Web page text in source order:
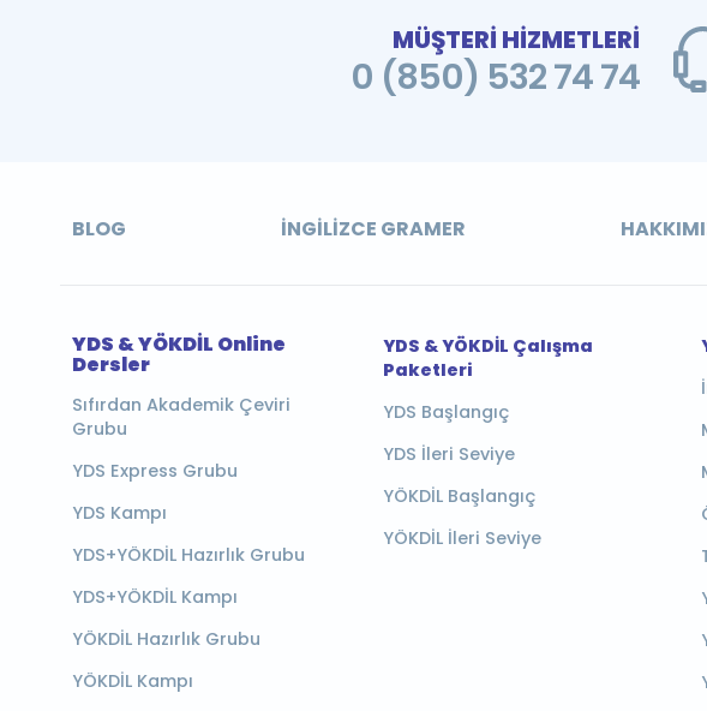
MÜŞTERİ HİZMETLERİ
0 (850) 532 74 74
BLOG İNGILIZCE GRAMER
YDS & YÖKDİL Online
Dersler
Sıfırdan Akademik Çeviri
Grubu
YDS Express Grubu
YDS Kampı
YDS+YÖKDİL Hazırlık Grubu
YDS+YÖKDİL Kampı
YÖKDİL Hazırlık Grubu
YÖKDİL Kampı
YDS & YÖKDİL Çalışma
Paketleri
YDS Başlangıç
YDS İleri Seviye
YÖKDİL Başlangıç
YÖKDİL İleri Seviye